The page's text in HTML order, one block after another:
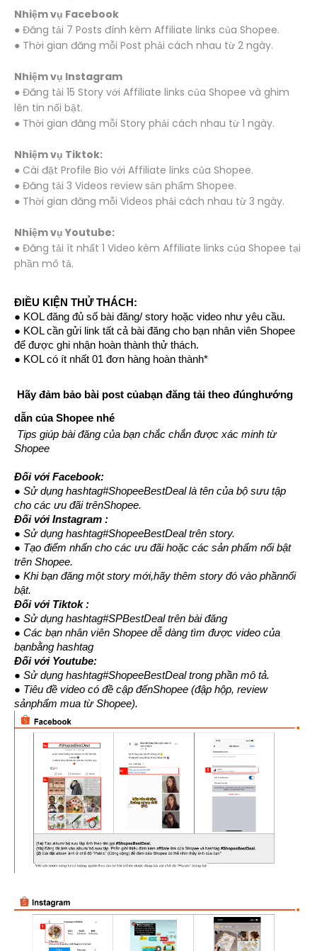
Nhiệm vụ Facebook
● Đăng tải 7 Posts đính kèm Affiliate links của Shopee.
● Thời gian đăng mỗi Post phải cách nhau từ 2 ngày.
Nhiệm vụ Instagram
● Đăng tải 15 Story với Affiliate links của Shopee và ghim
lên tin nổi bật.
● Thời gian đăng mỗi Story phải cách nhau từ 1 ngày.
Nhiệm vụ Tiktok:
● Cài đặt Profile Bio với Affiliate links của Shopee.
● Đăng tải 3 Videos review sản phẩm Shopee.
● Thời gian đăng mỗi Videos phải cách nhau từ 3 ngày.
Nhiệm vụ Youtube:
● Đăng tải ít nhất 1 Video kèm Affiliate links của Shopee tại
phần mô tả.
ĐIỀU KIỆN THỬ THÁCH:
● KOL đăng đủ số bài đăng/ story hoặc video như yêu cầu.
● KOL cần gửi link tất cả bài đăng cho bạn nhân viên Shopee
để được ghi nhận hoàn thành thử thách.
● KOL có ít nhất 01 đơn hàng hoàn thành*
Hãy đảm bảo bài post củabạn đăng tải theo đúnghướng
dẫn của Shopee nhé
Tips giúp bài đăng của bạn chắc chắn được xác minh từ
Shopee
Đối với Facebook:
● Sử dụng hashtag#ShopeeBestDeal là tên của bộ sưu tập
cho các ưu đãi trênShopee.
Đối với Instagram :
● Sử dụng hashtag#ShopeeBestDeal trên story.
● Tạo điểm nhấn cho các ưu đãi hoặc các sản phẩm nổi bật
trên Shopee.
● Khi bạn đăng một story mới,hãy thêm story đó vào phầnnổi
bật.
Đối với Tiktok :
● Sử dụng hashtag#SPBestDeal trên bài đăng
● Các bạn nhân viên Shopee dễ dàng tìm được video của
bạnbằng hashtag
Đối với Youtube:
● Sử dụng hashtag#ShopeeBestDeal trong phần mô tả.
● Tiêu đề video có đề cập đếnShopee (đập hộp, review
sảnphẩm mua từ Shopee).